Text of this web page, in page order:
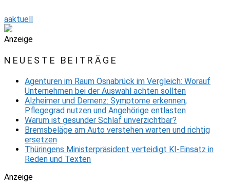
aaktuell
Anzeige
NEUESTE BEITRÄGE
Agenturen im Raum Osnabrück im Vergleich: Worauf
Unternehmen bei der Auswahl achten sollten
Alzheimer und Demenz: Symptome erkennen,
Pflegegrad nutzen und Angehörige entlasten
Warum ist gesunder Schlaf unverzichtbar?
Bremsbeläge am Auto verstehen warten und richtig
ersetzen
Thüringens Ministerpräsident verteidigt KI-Einsatz in
Reden und Texten
Anzeige